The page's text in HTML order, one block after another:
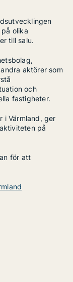
olika
till salu.
aktörer som
och
fastigheter.
i Värmland, ger
på
för att